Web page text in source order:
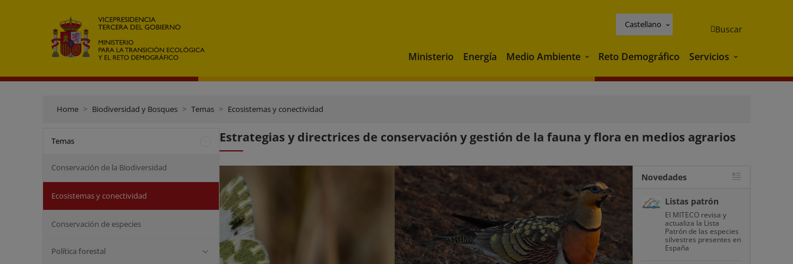
Castellano Buscar
Ministerio Energía Medio Ambiente Medio Ambiente
Reto Demográfico Servicios Servicios
Home Biodiversidad y Bosques Temas Ecosistemas y conectividad
Temas
Conservación de la Biodiversidad
Ecosistemas y conectividad
Conservación de especies
Política forestal
Estrategias y directrices de conservación y gestión de la fauna y flora en medios agrarios
Novedades
Listas patrón
El MITECO revisa y
actualiza la Lista
Patrón de las especies
silvestres presentes en
España